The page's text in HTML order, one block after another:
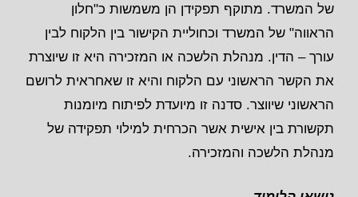
של המשרד. מתוקף תפקידן הן משמשות כ"חלון
הראווה" של המשרד וכחוליית הקישור בין הלקוח לבין
עורך – הדין. מנהלת הלשכה או המזכירה היא זו שיוצרת
את הקשר הראשוני עם הלקוח והיא זו שאחראית לרושם
הראשוני שיווצר. סדנה זו מיועדת לפיתוח מיומנות
תקשורת בין אישית אשר הכרחית למילוי תפקידה של
מנהלת הלשכה והמזכירה.